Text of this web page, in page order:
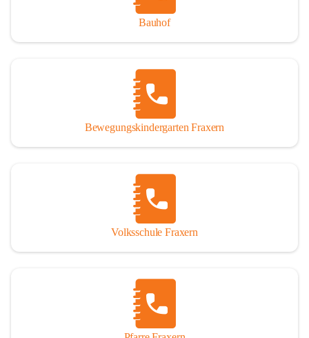
Bauhof
Bewegungskindergarten Fraxern
Volksschule Fraxern